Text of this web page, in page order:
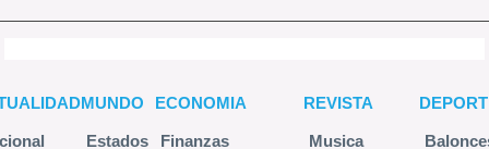
MUNDO
Estados
ECONOMIA
Finanzas
REVISTA
Musica